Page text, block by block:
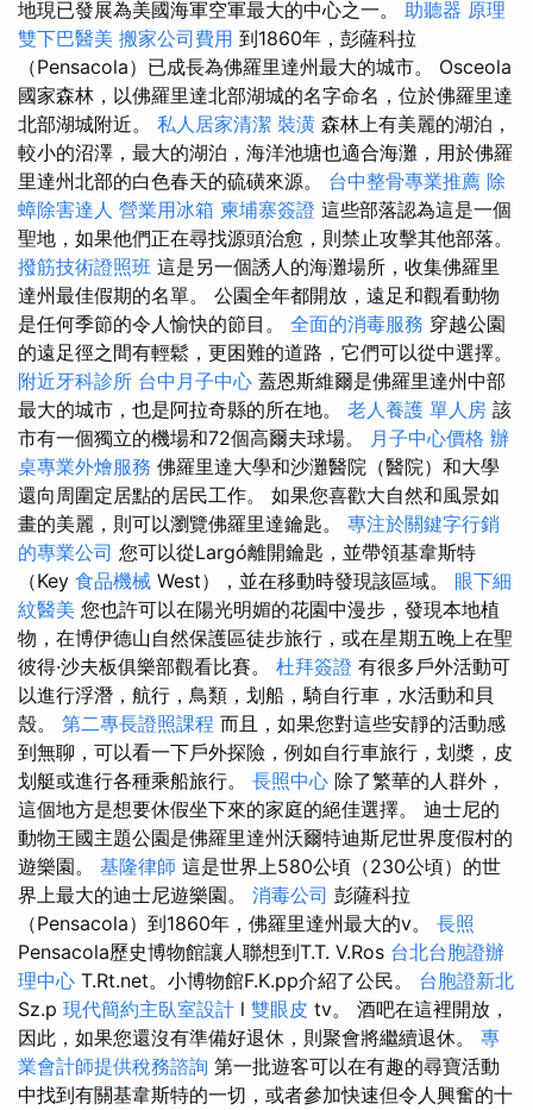
地現已發展為美國海軍空軍最大的中心之一。 助聽器 原理
雙下巴醫美 搬家公司費用 到1860年，彭薩科拉
（Pensacola）已成長為佛羅里達州最大的城市。 Osceola
國家森林，以佛羅里達北部湖城的名字命名，位於佛羅里達
北部湖城附近。 私人居家清潔 裝潢 森林上有美麗的湖泊，
較小的沼澤，最大的湖泊，海洋池塘也適合海灘，用於佛羅
里達州北部的白色春天的硫磺來源。 台中整骨專業推薦 除
蟑除害達人 營業用冰箱 柬埔寨簽證 這些部落認為這是一個
聖地，如果他們正在尋找源頭治愈，則禁止攻擊其他部落。
撥筋技術證照班 這是另一個誘人的海灘場所，收集佛羅里
達州最佳假期的名單。 公園全年都開放，遠足和觀看動物
是任何季節的令人愉快的節目。 全面的消毒服務 穿越公園
的遠足徑之間有輕鬆，更困難的道路，它們可以從中選擇。
附近牙科診所 台中月子中心 蓋恩斯維爾是佛羅里達州中部
最大的城市，也是阿拉奇縣的所在地。 老人養護 單人房 該
市有一個獨立的機場和72個高爾夫球場。 月子中心價格 辦
桌專業外燴服務 佛羅里達大學和沙灘醫院（醫院）和大學
還向周圍定居點的居民工作。 如果您喜歡大自然和風景如
畫的美麗，則可以瀏覽佛羅里達鑰匙。 專注於關鍵字行銷
的專業公司 您可以從Largó離開鑰匙，並帶領基韋斯特
（Key 食品機械 West），並在移動時發現該區域。 眼下細
紋醫美 您也許可以在陽光明媚的花園中漫步，發現本地植
物，在博伊德山自然保護區徒步旅行，或在星期五晚上在聖
彼得·沙夫板俱樂部觀看比賽。 杜拜簽證 有很多戶外活動可
以進行浮潛，航行，鳥類，划船，騎自行車，水活動和貝
殼。 第二專長證照課程 而且，如果您對這些安靜的活動感
到無聊，可以看一下戶外探險，例如自行車旅行，划槳，皮
划艇或進行各種乘船旅行。 長照中心 除了繁華的人群外，
這個地方是想要休假坐下來的家庭的絕佳選擇。 迪士尼的
動物王國主題公園是佛羅里達州沃爾特迪斯尼世界度假村的
遊樂園。 基隆律師 這是世界上580公頃（230公頃）的世
界上最大的迪士尼遊樂園。 消毒公司 彭薩科拉
（Pensacola）到1860年，佛羅里達州最大的v。 長照
Pensacola歷史博物館讓人聯想到T.T. V.Ros 台北台胞證辦
理中心 T.Rt.net。小博物館F.K.pp介紹了公民。 台胞證新北
Sz.p 現代簡約主臥室設計 l 雙眼皮 tv。 酒吧在這裡開放，
因此，如果您還沒有準備好退休，則聚會將繼續退休。 專
業會計師提供稅務諮詢 第一批遊客可以在有趣的尋寶活動
中找到有關基韋斯特的一切，或者參加快速但令人興奮的十